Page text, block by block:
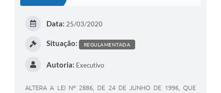
Data: 25/03/2020
Situação: REGULAMENTADA
Autoria: Executivo
ALTERA A LEI Nº 2886, DE 24 DE JUNHO DE 1996, QUE